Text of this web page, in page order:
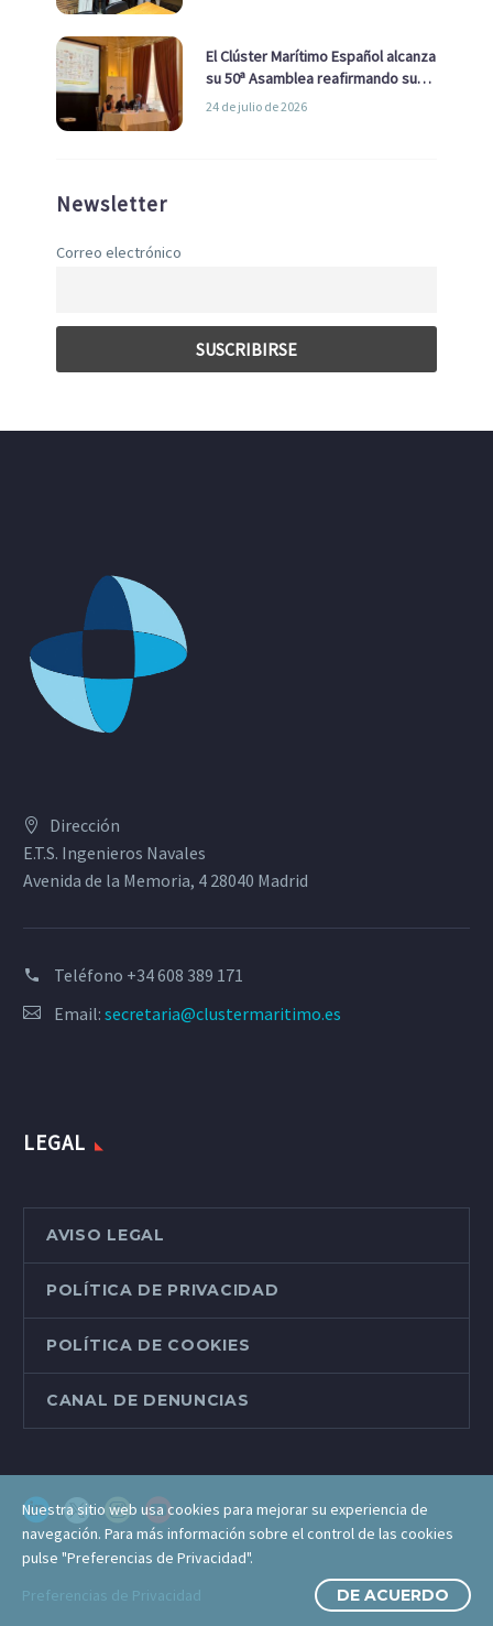
El Clúster Marítimo Español alcanza
su 50ª Asamblea reafirmando su
liderazgo en la Economía Azul
24 de julio de 2026
Newsletter
Correo electrónico
Dirección
E.T.S. Ingenieros Navales
Avenida de la Memoria, 4 28040 Madrid
Teléfono +34 608 389 171
Email: secretaria@clustermaritimo.es
LEGAL
AVISO LEGAL
POLÍTICA DE PRIVACIDAD
POLÍTICA DE COOKIES
CANAL DE DENUNCIAS
Nuestra sitio web usa cookies para mejorar su experiencia de
navegación. Para más información sobre el control de las cookies
pulse "Preferencias de Privacidad".
Preferencias de Privacidad
DE ACUERDO